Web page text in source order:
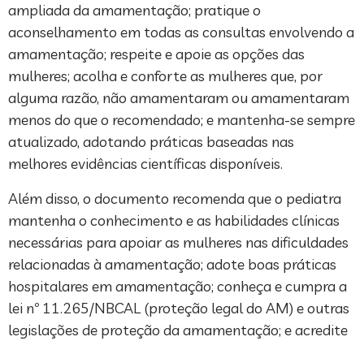
ampliada da amamentação; pratique o
aconselhamento em todas as consultas envolvendo a
amamentação; respeite e apoie as opções das
mulheres; acolha e conforte as mulheres que, por
alguma razão, não amamentaram ou amamentaram
menos do que o recomendado; e mantenha-se sempre
atualizado, adotando práticas baseadas nas
melhores evidências científicas disponíveis.
Além disso, o documento recomenda que o pediatra
mantenha o conhecimento e as habilidades clínicas
necessárias para apoiar as mulheres nas dificuldades
relacionadas à amamentação; adote boas práticas
hospitalares em amamentação; conheça e cumpra a
lei nº 11.265/NBCAL (proteção legal do AM) e outras
legislações de proteção da amamentação; e acredite